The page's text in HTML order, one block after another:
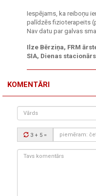
Iespējams, ka reiboņu
palīdzēs fizioterapeits
Nav datu par galvas
Ilze Bērziņa, FRM
SIA, Dienas stacionārs
KOMENTĀRI
Vārds
Drošības
kods:
3 + 5 =
Tavs